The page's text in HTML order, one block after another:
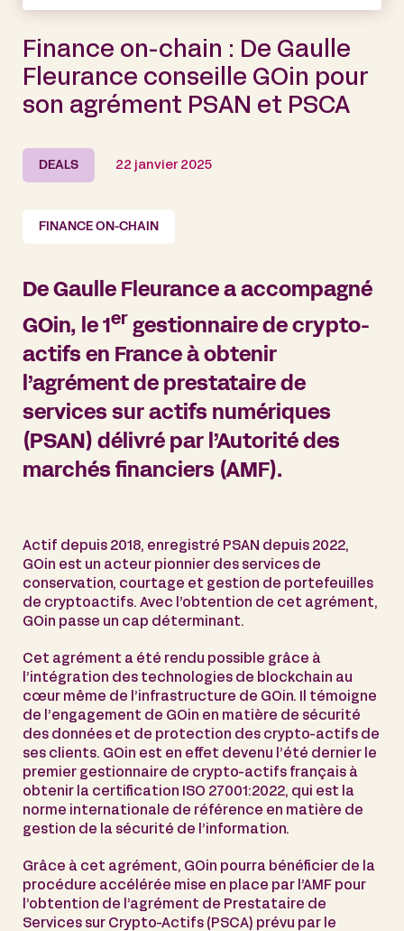
Finance on-chain : De Gaulle
Fleurance conseille GOin pour
son agrément PSAN et PSCA
DEALS 22 janvier 2025
FINANCE ON-CHAIN
De Gaulle Fleurance a accompagné
GOin, le 1 er gestionnaire de crypto-
actifs en France à obtenir
l’agrément de prestataire de
services sur actifs numériques
(PSAN) délivré par l’Autorité des
marchés financiers (AMF).
Actif depuis 2018, enregistré PSAN depuis 2022,
GOin est un acteur pionnier des services de
conservation, courtage et gestion de portefeuilles
de cryptoactifs. Avec l’obtention de cet agrément,
GOin passe un cap déterminant.
Cet agrément a été rendu possible grâce à
l’intégration des technologies de blockchain au
cœur même de l’infrastructure de GOin. Il témoigne
de l’engagement de GOin en matière de sécurité
des données et de protection des crypto-actifs de
ses clients. GOin est en effet devenu l’été dernier le
premier gestionnaire de crypto-actifs français à
obtenir la certification ISO 27001:2022, qui est la
norme internationale de référence en matière de
gestion de la sécurité de l’information.
Grâce à cet agrément, GOin pourra bénéficier de la
procédure accélérée mise en place par l’AMF pour
l’obtention de l’agrément de Prestataire de
Services sur Crypto-Actifs (PSCA) prévu par le